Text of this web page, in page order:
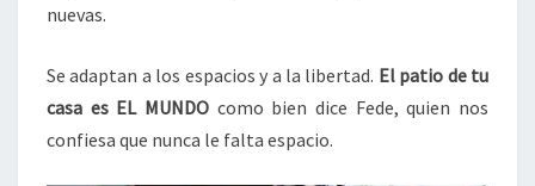
nuevas.
Se adaptan a los espacios y a la libertad. El patio de tu
casa es EL MUNDO como bien dice Fede, quien nos
confiesa que nunca le falta espacio.